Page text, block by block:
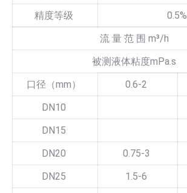
精度等级
0.5%
流 量 范 围 m³/h
被测液体粘度mPa.s
口径（mm）
0.6-2
DN10
DN15
DN20
0.75-3
DN25
1.5-6